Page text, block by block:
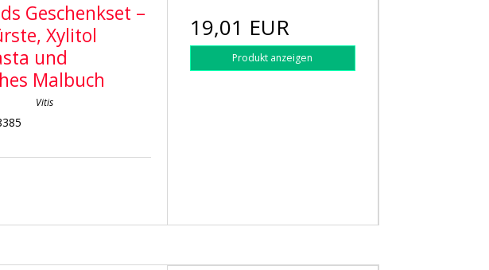
Geschenkset –
Xylitol
und
Malbuch
Vitis
19,01 EUR
Produkt anzeigen